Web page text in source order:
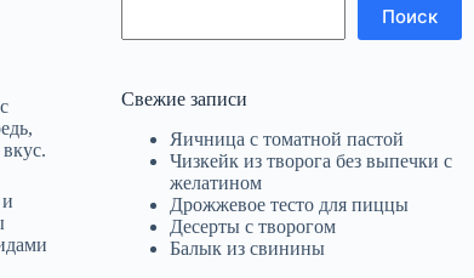
Поиск
Свежие записи
Яичница с томатной пастой
Чизкейк из творога без выпечки с
желатином
Дрожжевое тесто для пиццы
Десерты с творогом
Балык из свинины